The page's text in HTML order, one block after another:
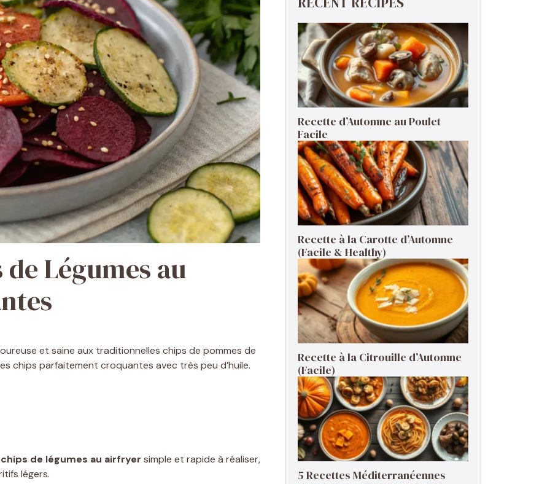
Légumes au
et saine aux traditionnelles chips de pommes de
chips parfaitement croquantes avec très peu d’huile.
de légumes au airfryer simple et rapide à réaliser,
légers.
Recette d’Automne au Poulet
Facile
Recette à la Carotte d’Automne
(Facile & Healthy)
Recette à la Citrouille d’Automne
(Facile)
5 Recettes Méditerranéennes